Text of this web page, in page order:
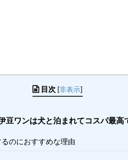
目次 [非表示]
豆ワンは犬と泊まれてコスパ最高
のにおすすめな理由